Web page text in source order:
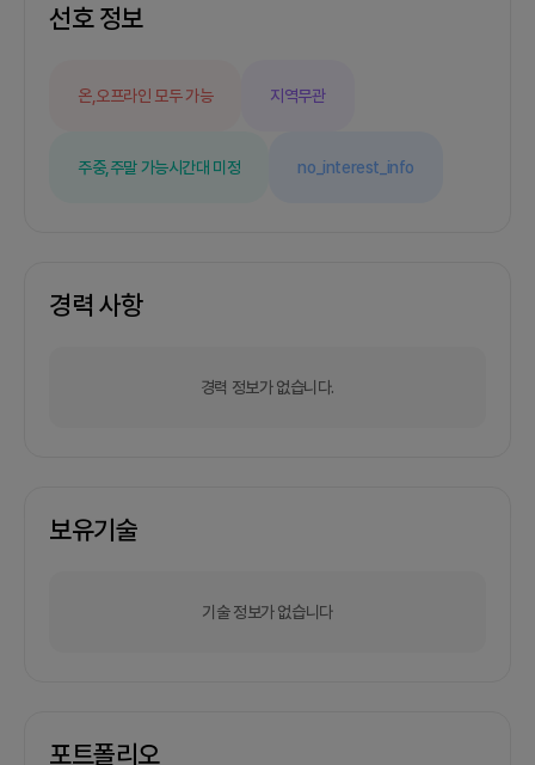
선호 정보
온,오프라인 모두 가능 지역무관
주중,주말 가능시간대 미정 no_interest_info
경력 사항
경력 정보가 없습니다.
보유기술
기술 정보가 없습니다
포트폴리오